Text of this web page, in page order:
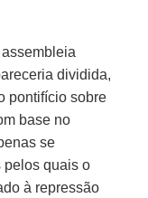
dividida,
pontifício sobre
base no
se
pelos quais o
à repressão